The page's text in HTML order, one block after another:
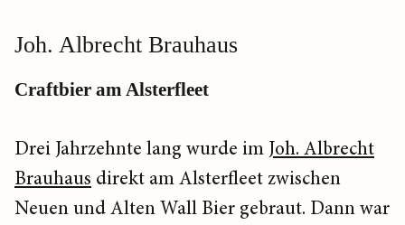
Joh. Albrecht Brauhaus
Craftbier am Alsterfleet
Drei Jahrzehnte lang wurde im Joh. Albrecht
Brauhaus direkt am Alsterfleet zwischen
Neuen und Alten Wall Bier gebraut. Dann war